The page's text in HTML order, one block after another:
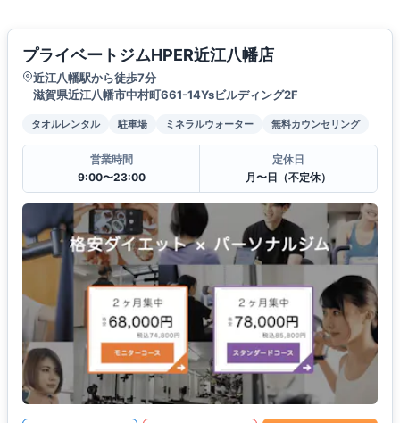
プライベートジムHPER近江八幡店
近江八幡駅から徒歩7分
滋賀県近江八幡市中村町661-14Ysビルディング2F
タオルレンタル 駐車場 ミネラルウォーター 無料カウンセリング
営業時間
9:00〜23:00
定休日
月〜日（不定休）